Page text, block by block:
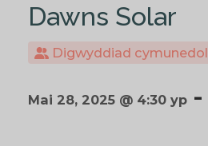
Dawns Solar
Digwyddiad cymunedol
Mai 28, 2025 @ 4:30 yp -